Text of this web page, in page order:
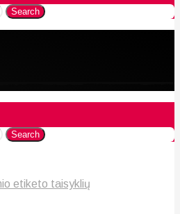
Search
Search
etiketo taisyklių